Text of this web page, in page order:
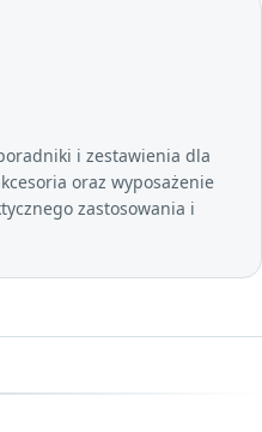
i zestawienia dla
oraz wyposażenie
zastosowania i